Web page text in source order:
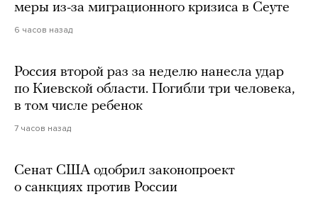
меры из-за миграционного кризиса в Сеуте
6 часов назад
Россия второй раз за неделю нанесла удар
по Киевской области. Погибли три человека,
в том числе ребенок
7 часов назад
Сенат США одобрил законопроект
о санкциях против России